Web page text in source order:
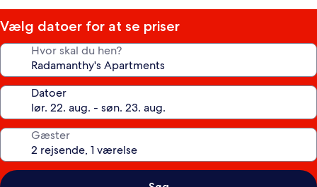
Vælg datoer for at se priser
Hvor skal du hen?
Datoer
Gæster